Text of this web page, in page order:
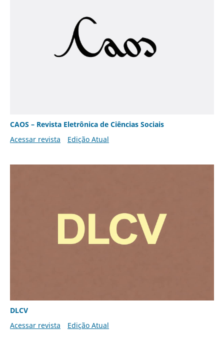
CAOS – Revista Eletrônica de Ciências Sociais
Acessar revista
Edição Atual
DLCV
Acessar revista
Edição Atual